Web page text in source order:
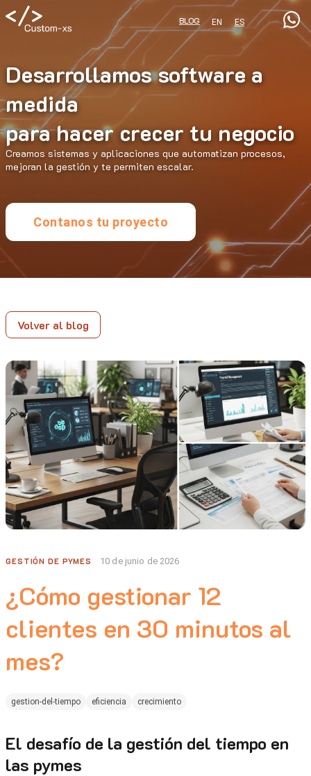
BLOG EN ES
Desarrollamos software a
medida
para hacer crecer tu negocio
Creamos sistemas y aplicaciones que automatizan procesos,
mejoran la gestión y te permiten escalar.
Contanos tu proyecto
Volver al blog
GESTIÓN DE PYMES 10 de junio de 2026
¿Cómo gestionar 12
clientes en 30 minutos al
mes?
gestion-del-tiempo eficiencia crecimiento
El desafío de la gestión del tiempo en
las pymes